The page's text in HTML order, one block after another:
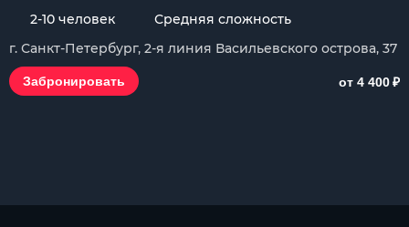
2-10 человек
Средняя сложность
г. Санкт-Петербург, 2-я линия Васильевского острова, 37
Забронировать от 4 400₽